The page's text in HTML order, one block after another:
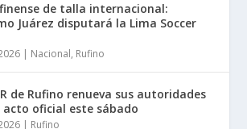
de talla internacional:
Juárez disputará la Lima Soccer
| Nacional, Rufino
de Rufino renueva sus autoridades
acto oficial este sábado
| Rufino